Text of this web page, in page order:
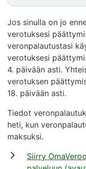
Jos sinulla on jo
verotuksesi
veronpalautustasi
verotuksesi
4. päivään asti.
verotuksen
18. päivään asti.
Tiedot
heti, kun
maksuksi.
Siirry